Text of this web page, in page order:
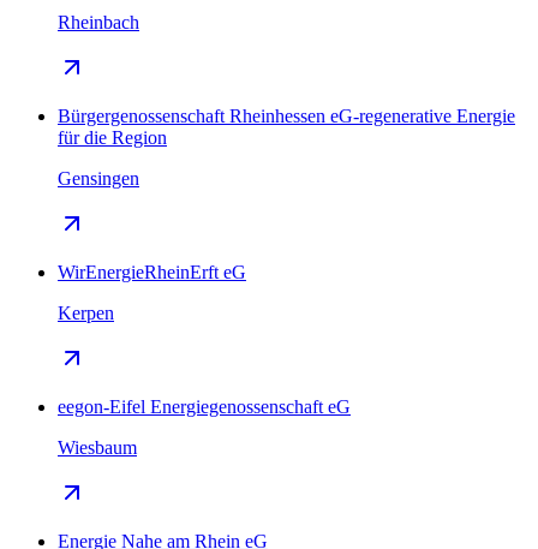
Rheinbach
Bürgergenossenschaft Rheinhessen eG-regenerative Energie
für die Region
Gensingen
WirEnergieRheinErft eG
Kerpen
eegon-Eifel Energiegenossenschaft eG
Wiesbaum
Energie Nahe am Rhein eG